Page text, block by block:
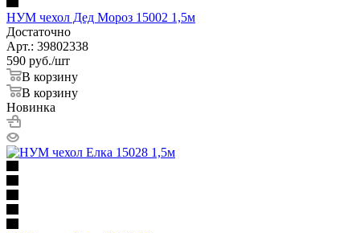
НУМ чехол Дед Мороз 15002 1,5м
Достаточно
Арт.: 39802338
590 руб./шт
В корзину
В корзину
Новинка